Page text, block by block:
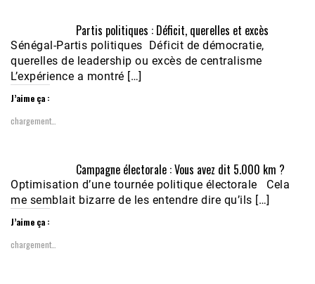
Partis politiques : Déficit, querelles et excès
Sénégal-Partis politiques Déficit de démocratie,
querelles de leadership ou excès de centralisme
L’expérience a montré […]
J’aime ça :
chargement…
Campagne électorale : Vous avez dit 5.000 km ?
Optimisation d’une tournée politique électorale Cela
me semblait bizarre de les entendre dire qu’ils […]
J’aime ça :
chargement…